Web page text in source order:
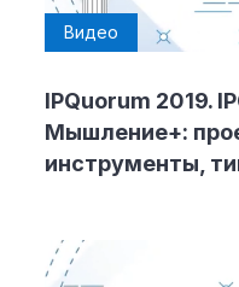
Видео
IPQuorum 2019.
Мышление+:
инструменты,